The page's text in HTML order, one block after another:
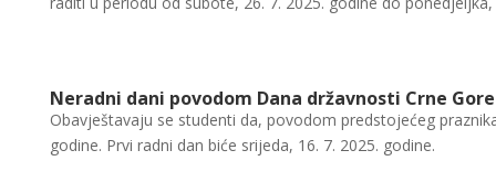
Neradni dani povodom Dana državnosti Crne Gore
Obavještavaju se studenti da, povodom predstojećeg
godine. Prvi radni dan biće srijeda, 16. 7. 2025. godine.